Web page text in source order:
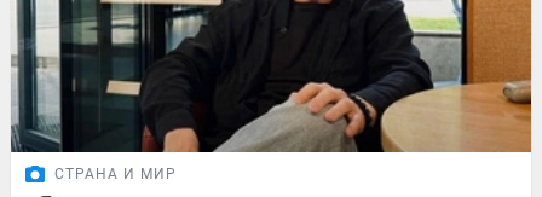
СТРАНА И МИР